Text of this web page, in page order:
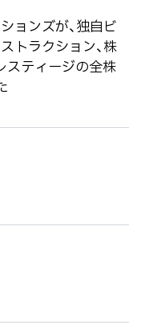
ョンズが、独自ビ
トラクション、株
スティージの全株